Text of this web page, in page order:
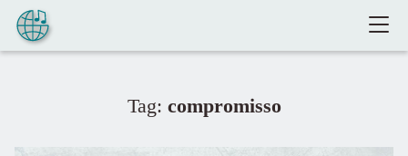
Pular para o conteúdo
Tag: compromisso